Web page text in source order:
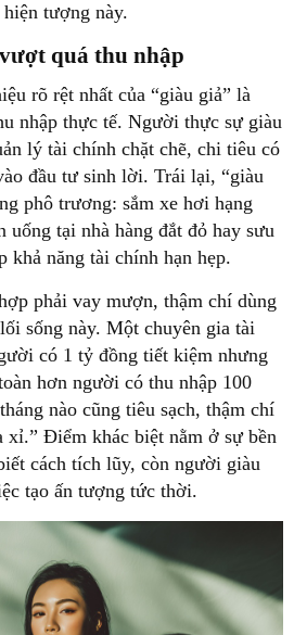
tượng này.
quá thu nhập
rõ rệt nhất của “giàu giả” là
nhập thực tế. Người thực sự giàu
lý tài chính chặt chẽ, chi tiêu có
đầu tư sinh lời. Trái lại, “giàu
phô trương: sắm xe hơi hạng
uống tại nhà hàng đắt đỏ hay sưu
khả năng tài chính hạn hẹp.
phải vay mượn, thậm chí dùng
sống này. Một chuyên gia tài
có 1 tỷ đồng tiết kiệm nhưng
hơn người có thu nhập 100
nào cũng tiêu sạch, thậm chí
xỉ.” Điểm khác biệt nằm ở sự bền
cách tích lũy, còn người giàu
tạo ấn tượng tức thời.